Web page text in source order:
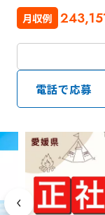
月収例
電話で応募